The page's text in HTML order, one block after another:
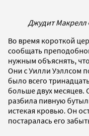
Джудит Макрелл
Во время короткой
сообщать
нужным объяснять,
Они с Уилли Уэллсом
было всего
больше двух месяцев.
разбила пивную
истекая кровью. Он
постаралась его